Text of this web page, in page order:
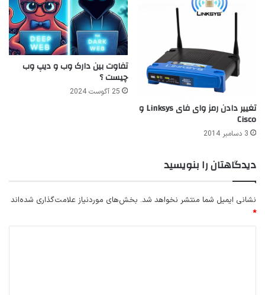
تغییر دادن رمز وای فای Linksys و
Cisco
3 دسامبر 2014
تفاوت بین دارک وب و دیپ وب
چیست ؟
25 آگوست 2024
دیدگاهتان را بنویسید
نشانی ایمیل شما منتشر نخواهد شد. بخش‌های موردنیاز علامت‌گذاری شده‌اند
*